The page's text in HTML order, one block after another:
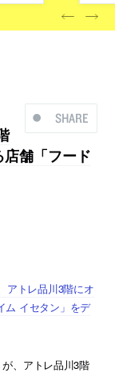
SHARE
舗「フード
アトレ品川3階にオ
ム イセタン」をデ
が、アトレ品川3階